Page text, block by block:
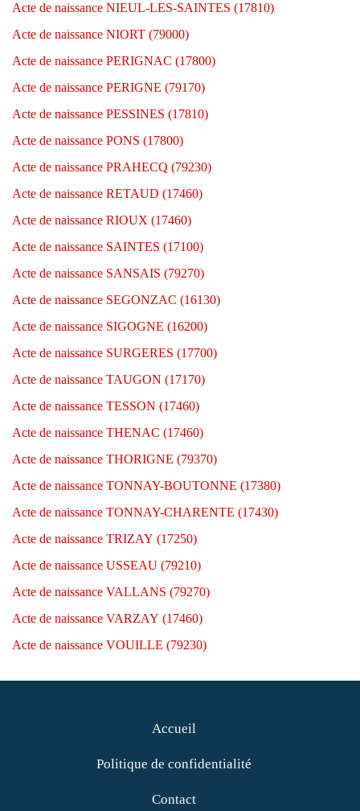
Acte de naissance NIEUL-LES-SAINTES (17810)
Acte de naissance NIORT (79000)
Acte de naissance PERIGNAC (17800)
Acte de naissance PERIGNE (79170)
Acte de naissance PESSINES (17810)
Acte de naissance PONS (17800)
Acte de naissance PRAHECQ (79230)
Acte de naissance RETAUD (17460)
Acte de naissance RIOUX (17460)
Acte de naissance SAINTES (17100)
Acte de naissance SANSAIS (79270)
Acte de naissance SEGONZAC (16130)
Acte de naissance SIGOGNE (16200)
Acte de naissance SURGERES (17700)
Acte de naissance TAUGON (17170)
Acte de naissance TESSON (17460)
Acte de naissance THENAC (17460)
Acte de naissance THORIGNE (79370)
Acte de naissance TONNAY-BOUTONNE (17380)
Acte de naissance TONNAY-CHARENTE (17430)
Acte de naissance TRIZAY (17250)
Acte de naissance USSEAU (79210)
Acte de naissance VALLANS (79270)
Acte de naissance VARZAY (17460)
Acte de naissance VOUILLE (79230)
Accueil
Politique de confidentialité
Contact